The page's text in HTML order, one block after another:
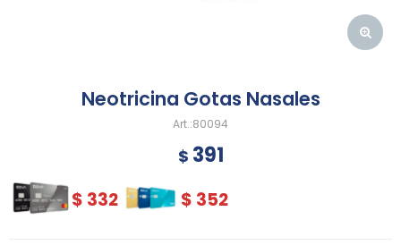
Neotricina Gotas Nasales
80094
$ 391
$ 332 $ 352